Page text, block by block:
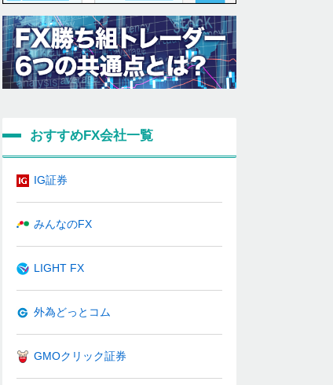
おすすめFX会社一覧
IG証券
みんなのFX
LIGHT FX
外為どっとコム
GMOクリック証券